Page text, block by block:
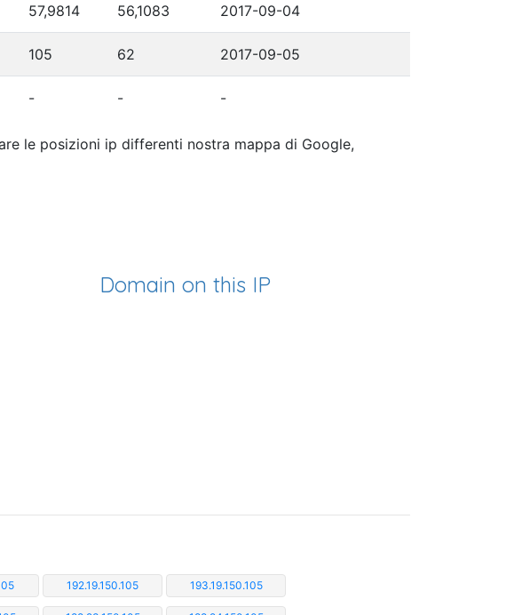
57,9814 56,1083 2017-09-04
105 62 2017-09-05
- - -
le posizioni ip differenti nostra mappa di Google,
Domain on this IP
192.19.150.105 193.19.150.105